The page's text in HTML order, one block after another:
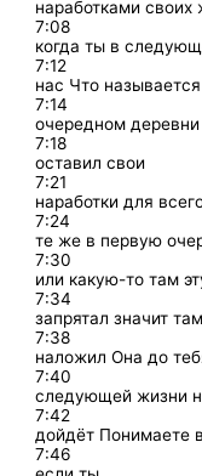
наработками
7:08
когда ты в
7:12
нас Что
7:14
очередном
7:18
оставил свои
7:21
наработки для
7:24
те же в первую
7:30
или какую-то там
7:34
запрятал значит
7:38
наложил Она до
7:40
следующей жизни
7:42
дойдёт Понимаете
7:46